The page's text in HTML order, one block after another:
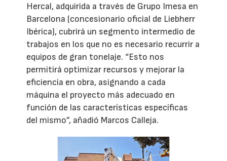
Hercal, adquirida a través de Grupo Imesa en
Barcelona (concesionario oficial de Liebherr
Ibérica), cubrirá un segmento intermedio de
trabajos en los que no es necesario recurrir a
equipos de gran tonelaje. “Esto nos
permitirá optimizar recursos y mejorar la
eficiencia en obra, asignando a cada
máquina el proyecto más adecuado en
función de las características específicas
del mismo”, añadió Marcos Calleja.